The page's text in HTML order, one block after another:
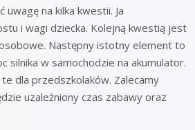
na kilka kwestii. Ja
i wagi dziecka. Kolejną kwestią jest
Następny istotny element to
silnika w samochodzie na akumulator.
dla przedszkolaków. Zalecamy
uzależniony czas zabawy oraz